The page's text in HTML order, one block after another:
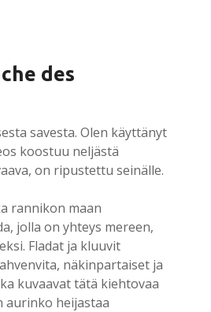
des
savesta. Olen käyttänyt
koostuu neljästä
on ripustettu seinälle.
rannikon maan
jolla on yhteys mereen,
Fladat ja kluuvit
näkinpartaiset ja
kuvaavat tätä kiehtovaa
aurinko heijastaa